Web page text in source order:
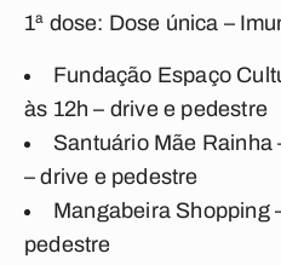
1ª dose: Dose única –
Fundação Espaço
às 12h – drive e pedestre
Santuário Mãe Rainha
– drive e pedestre
Mangabeira Shopping
pedestre